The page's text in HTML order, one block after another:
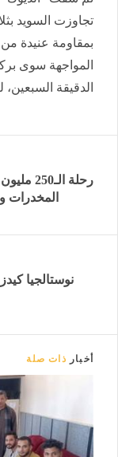
المواجهة سوى
الدقيقة
المخدرات
نوستالجيا
أخبار ذات صلة